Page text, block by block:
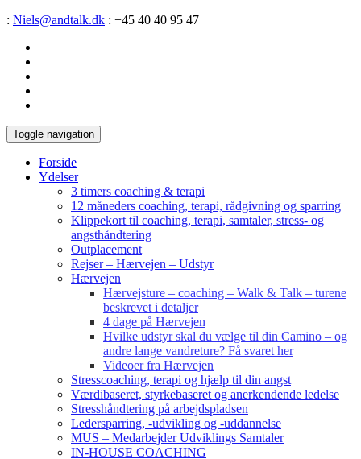
: Niels@andtalk.dk : +45 40 40 95 47
Toggle navigation
Forside
Ydelser
3 timers coaching & terapi
12 måneders coaching, terapi, rådgivning og sparring
Klippekort til coaching, terapi, samtaler, stress- og
angsthåndtering
Outplacement
Rejser – Hærvejen – Udstyr
Hærvejen
Hærvejsture – coaching – Walk & Talk – turene
beskrevet i detaljer
4 dage på Hærvejen
Hvilke udstyr skal du vælge til din Camino – og
andre lange vandreture? Få svaret her
Videoer fra Hærvejen
Stresscoaching, terapi og hjælp til din angst
Værdibaseret, styrkebaseret og anerkendende ledelse
Stresshåndtering på arbejdspladsen
Ledersparring, -udvikling og -uddannelse
MUS – Medarbejder Udviklings Samtaler
IN-HOUSE COACHING